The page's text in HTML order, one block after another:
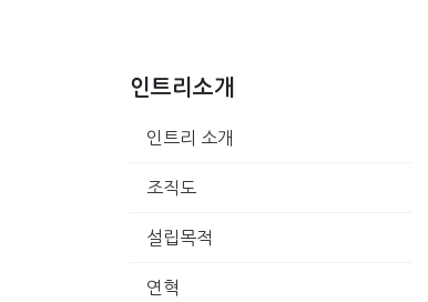
인트리소개
인트리 소개
조직도
설립목적
연혁